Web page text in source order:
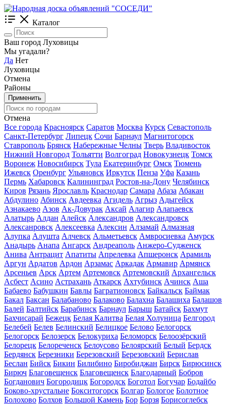
Каталог
Ваш город Луховицы
Мы угадали?
Да Нет
Луховицы
Отмена
Районы
Применить
Отмена
Все города Красноярск Саратов Москва Курск Севастополь
Санкт-Петербург Липецк Сочи Барнаул Магнитогорск
Ставрополь Брянск Набережные Челны Тверь Владивосток
Нижний Новгород Тольятти Волгоград Новокузнецк Томск
Воронеж Новосибирск Тула Екатеринбург Омск Тюмень
Ижевск Оренбург Ульяновск Иркутск Пенза Уфа Казань
Пермь Хабаровск Калининград Ростов-на-Дону Челябинск
Киров Рязань Ярославль Краснодар Самара Абаза Абакан
Абдулино Абинск Авдеевка Агидель Агрыз Адыгейск
Азнакаево Азов Ак-Довурак Аксай Алагир Алапаевск
Алатырь Алдан Алейск Александров Александровск
Алексанровск Алексеевка Алексин Алзамай Алмазная
Алупка Алушта Алчевск Альметьевск Амвросиевка Амурск
Анадырь Анапа Ангарск Андреаполь Анжеро-Судженск
Анива Антрацит Апатиты Апрелевка Апшеронск Арамиль
Аргун Ардатов Ардон Арзамас Аркадак Армавир Армянск
Арсеньев Арск Артем Артемовск Артемовский Архангельск
Асбест Асино Астрахань Аткарск Ахтубинск Ачинск Аша
Бабаево Бабушкин Бавлы Багратионовск Байкальск Баймак
Бакал Баксан Балабаново Балаково Балахна Балашиха Балашов
Балей Балтийск Барабинск Барнаул Барыш Батайск Бахмут
Бахчисарай Бежецк Белая Калитва Белая Холуница Белгород
Белебей Белев Белинский Белицкое Белово Белогорск
Белогорск Белозерск Белокуриха Беломорск Белоозёрский
Белорецк Белореченск Белоусово Белоярский Белый Бердск
Бердянск Березники Березовский Березовский Берислав
Беслан Бийск Бикин Билибино Биробиджан Бирск Бирюсинск
Бирюч Благовещенск Благовещенск Благодарный Бобров
Богданович Богородицк Богородск Боготол Богучар Бодайбо
Боково-хрустальне Бокситогорск Болгар Бологое Болотное
Болохово Болхов Большой Камень Бор Борзя Борисоглебск